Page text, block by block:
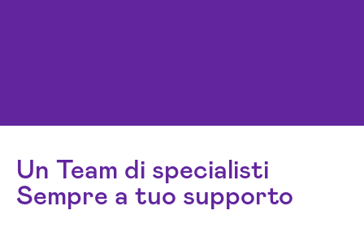
Un Team di specialisti
Sempre a tuo supporto